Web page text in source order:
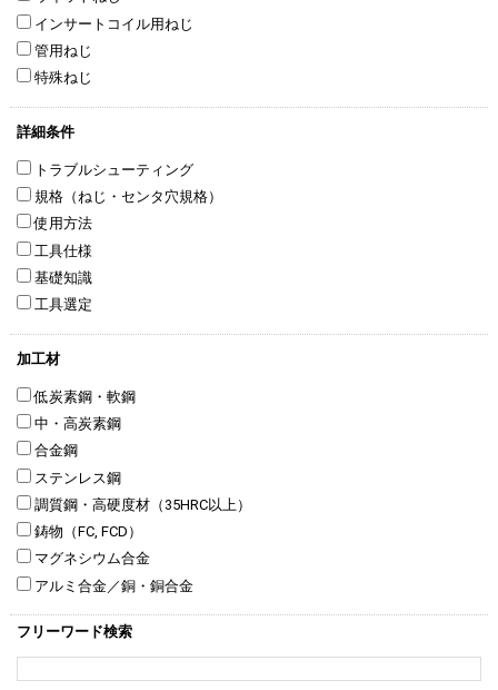
インサートコイル用ねじ
管用ねじ
特殊ねじ
詳細条件
トラブルシューティング
規格（ねじ・センタ穴規格）
使用方法
工具仕様
基礎知識
工具選定
加工材
低炭素鋼・軟鋼
中・高炭素鋼
合金鋼
ステンレス鋼
調質鋼・高硬度材（35HRC以上）
鋳物（FC, FCD）
マグネシウム合金
アルミ合金／銅・銅合金
フリーワード検索